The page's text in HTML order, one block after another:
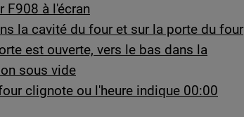
F908 à l'écran
la cavité du four et sur la porte du four
est ouverte, vers le bas dans la
sous vide
clignote ou l'heure indique 00:00